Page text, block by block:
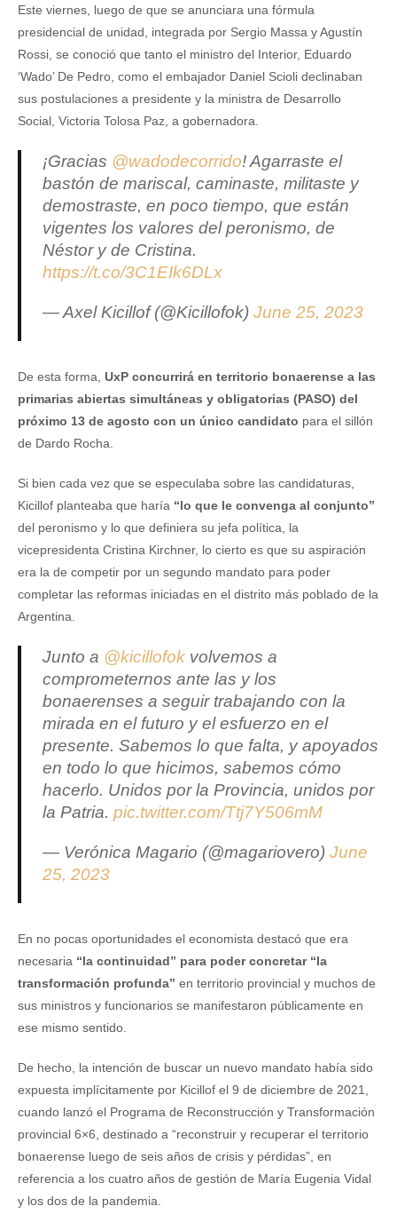
Este viernes, luego de que se anunciara una fórmula
presidencial de unidad, integrada por Sergio Massa y Agustín
Rossi, se conoció que tanto el ministro del Interior, Eduardo
‘Wado’ De Pedro, como el embajador Daniel Scioli declinaban
sus postulaciones a presidente y la ministra de Desarrollo
Social, Victoria Tolosa Paz, a gobernadora.
¡Gracias @wadodecorrido! Agarraste el
bastón de mariscal, caminaste, militaste y
demostraste, en poco tiempo, que están
vigentes los valores del peronismo, de
Néstor y de Cristina.
https://t.co/3C1EIk6DLx
— Axel Kicillof (@Kicillofok) June 25, 2023
De esta forma, UxP concurrirá en territorio bonaerense a las
primarias abiertas simultáneas y obligatorias (PASO) del
próximo 13 de agosto con un único candidato para el sillón
de Dardo Rocha.
Si bien cada vez que se especulaba sobre las candidaturas,
Kicillof planteaba que haría “lo que le convenga al conjunto”
del peronismo y lo que definiera su jefa política, la
vicepresidenta Cristina Kirchner, lo cierto es que su aspiración
era la de competir por un segundo mandato para poder
completar las reformas iniciadas en el distrito más poblado de la
Argentina.
Junto a @kicillofok volvemos a
comprometernos ante las y los
bonaerenses a seguir trabajando con la
mirada en el futuro y el esfuerzo en el
presente. Sabemos lo que falta, y apoyados
en todo lo que hicimos, sabemos cómo
hacerlo. Unidos por la Provincia, unidos por
la Patria. pic.twitter.com/Ttj7Y506mM
— Verónica Magario (@magariovero) June
25, 2023
En no pocas oportunidades el economista destacó que era
necesaria “la continuidad” para poder concretar “la
transformación profunda” en territorio provincial y muchos de
sus ministros y funcionarios se manifestaron públicamente en
ese mismo sentido.
De hecho, la intención de buscar un nuevo mandato había sido
expuesta implícitamente por Kicillof el 9 de diciembre de 2021,
cuando lanzó el Programa de Reconstrucción y Transformación
provincial 6×6, destinado a “reconstruir y recuperar el territorio
bonaerense luego de seis años de crisis y pérdidas”, en
referencia a los cuatro años de gestión de María Eugenia Vidal
y los dos de la pandemia.